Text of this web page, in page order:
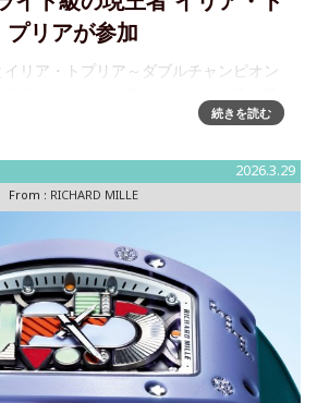
プリアが参加
リア・トプリア～ダブルチャンピオン
トプリアが、リシャール・ミル ファミリ
ットスポーツ
続きを読む
2026.3.29
From : RICHARD MILLE